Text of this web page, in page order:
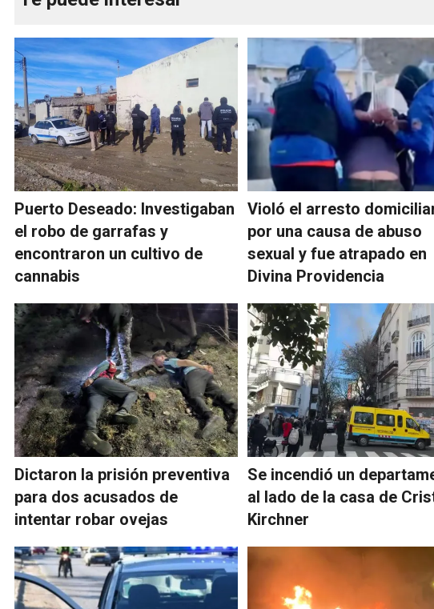
Puerto Deseado: Investigaban
el robo de garrafas y
encontraron un cultivo de
cannabis
Violó el arresto
por una causa de abuso
sexual y fue atrapado en
Divina Providencia
Dictaron la prisión preventiva
para dos acusados de
intentar robar ovejas
Se incendió un
al lado de la casa de
Kirchner